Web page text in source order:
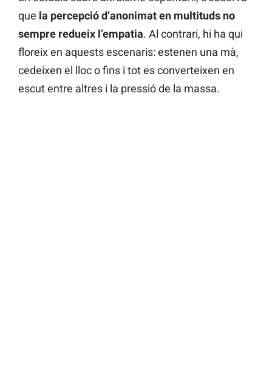
que la percepció d’anonimat en multituds no
sempre redueix l’empatia. Al contrari, hi ha qui
floreix en aquests escenaris: estenen una mà,
cedeixen el lloc o fins i tot es converteixen en
escut entre altres i la pressió de la massa.